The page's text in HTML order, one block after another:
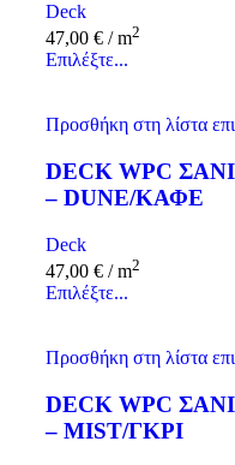
Deck
47,00 € / m2
Επιλέξτε...
Προσθήκη στη λίστα
DECK WPC
– DUNE/ΚΑΦΕ
Deck
47,00 € / m2
Επιλέξτε...
Προσθήκη στη λίστα
DECK WPC
– MIST/ΓΚΡΙ